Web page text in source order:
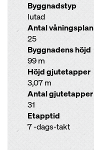
Byggnadstyp
lutad
Antal våningsplan
25
Byggnadens höjd
99 m
Höjd gjutetapper
3,07 m
Antal gjutetapper
31
Etapptid
7 -dags-takt